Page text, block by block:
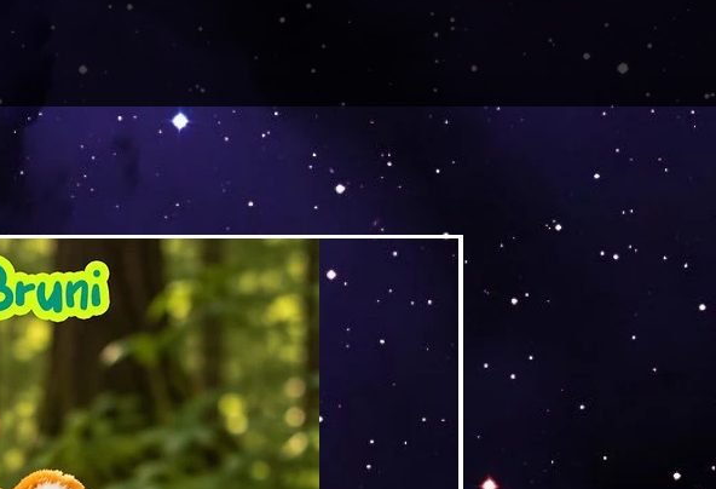
Versand by DruckGuru